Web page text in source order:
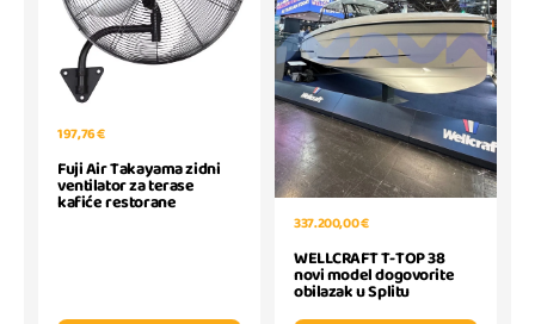
197,76 €
Fuji Air Takayama zidni
ventilator za terase
kafiće restorane
337.200,00 €
WELLCRAFT T-TOP 38
novi model dogovorite
obilazak u Splitu